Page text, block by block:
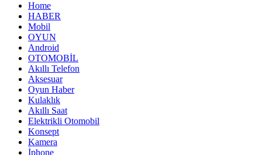
Home
HABER
Mobil
OYUN
Android
OTOMOBİL
Akıllı Telefon
Aksesuar
Oyun Haber
Kulaklık
Akıllı Saat
Elektrikli Otomobil
Konsept
Kamera
İphone